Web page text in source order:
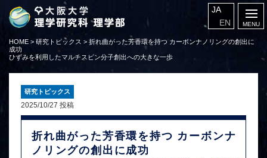
JA
EN
HOME > 研究トピックス > 折れ曲がった芳香環を持つ カーボンナノリングの創出に
成功
ひずみを利用したマルチスピン分子創出への大きな一歩
研究トピックス
2025/10/27 投稿
折れ曲がった芳香環を持つ カーボンナ
ノリングの創出に成功